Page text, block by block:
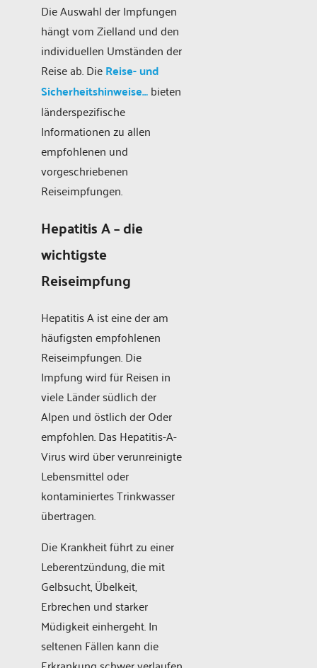
Die Auswahl der Impfungen
hängt vom Zielland und den
individuellen Umständen der
Reise ab. DieReise- und
Sicherheitshinweise…bieten
länderspezifische
Informationen zu allen
empfohlenen und
vorgeschriebenen
Reiseimpfungen.
Hepatitis A – die
wichtigste
Reiseimpfung
Hepatitis A ist eine der am
häufigsten empfohlenen
Reiseimpfungen. Die
Impfung wird für Reisen in
viele Länder südlich der
Alpen und östlich der Oder
empfohlen. Das Hepatitis-A-
Virus wird über verunreinigte
Lebensmittel oder
kontaminiertes Trinkwasser
übertragen.
Die Krankheit führt zu einer
Leberentzündung, die mit
Gelbsucht, Übelkeit,
Erbrechen und starker
Müdigkeit einhergeht. In
seltenen Fällen kann die